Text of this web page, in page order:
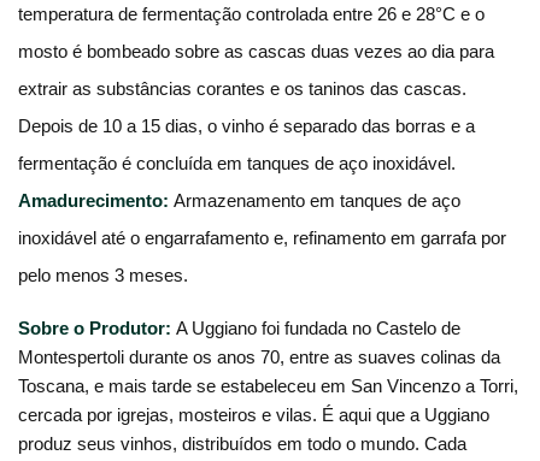
temperatura de fermentação controlada entre 26 e 28°C e o
mosto é bombeado sobre as cascas duas vezes ao dia para
extrair as substâncias corantes e os taninos das cascas.
Depois de 10 a 15 dias, o vinho é separado das borras e a
fermentação é concluída em tanques de aço inoxidável.
Amadurecimento: Armazenamento em tanques de aço
inoxidável até o engarrafamento e, refinamento em garrafa por
pelo menos 3 meses.
Sobre o Produtor: A Uggiano foi fundada no Castelo de
Montespertoli durante os anos 70, entre as suaves colinas da
Toscana, e mais tarde se estabeleceu em San Vincenzo a Torri,
cercada por igrejas, mosteiros e vilas. É aqui que a Uggiano
produz seus vinhos, distribuídos em todo o mundo. Cada